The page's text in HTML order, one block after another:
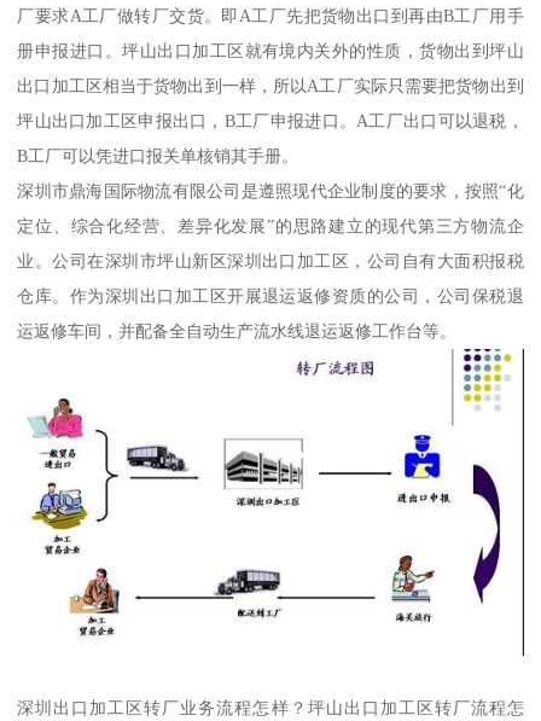
厂要求A工厂做转厂交货。即A工厂先把货物出口到再由B工厂用手
册申报进口。坪山出口加工区就有境内关外的性质，货物出到坪山
出口加工区相当于货物出到一样，所以A工厂实际只需要把货物出到
坪山出口加工区申报出口，B工厂申报进口。A工厂出口可以退税，
B工厂可以凭进口报关单核销其手册。
深圳市鼎海国际物流有限公司是遵照现代企业制度的要求，按照“化
定位、综合化经营、差异化发展”的思路建立的现代第三方物流企
业。公司在深圳市坪山新区深圳出口加工区，公司自有大面积报税
仓库。作为深圳出口加工区开展退运返修资质的公司，公司保税退
运返修车间，并配备全自动生产流水线退运返修工作台等。
深圳出口加工区转厂业务流程怎样？坪山出口加工区转厂流程怎